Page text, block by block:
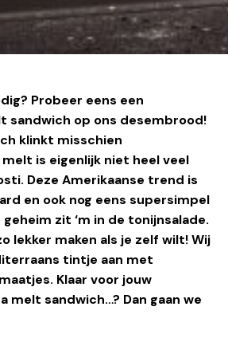
Probeer eens een
sandwich op ons desembrood!
klinkt misschien
melt is eigenlijk niet heel veel
Deze Amerikaanse trend is
en ook nog eens supersimpel
geheim zit ‘m in de tonijnsalade.
lekker maken als je zelf wilt! Wij
tintje aan met
Klaar voor jouw
melt sandwich…? Dan gaan we